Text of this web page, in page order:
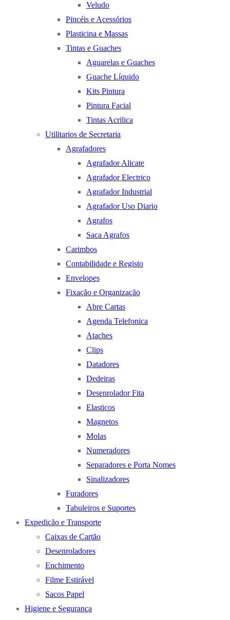
Veludo
Pincéis e Acessórios
Plasticina e Massas
Tintas e Guaches
Aguarelas e Guaches
Guache Líquido
Kits Pintura
Pintura Facial
Tintas Acrilica
Utilitarios de Secretaria
Agrafadores
Agrafador Alicate
Agrafador Electrico
Agrafador Industrial
Agrafador Uso Diario
Agrafos
Saca Agrafos
Carimbos
Contabilidade e Registo
Envelopes
Fixação e Organização
Abre Cartas
Agenda Telefonica
Ataches
Clips
Datadores
Dedeiras
Desenrolador Fita
Elasticos
Magnetos
Molas
Numeradores
Separadores e Porta Nomes
Sinalizadores
Furadores
Tabuleiros e Suportes
Expedição e Transporte
Caixas de Cartão
Desenroladores
Enchimento
Filme Estirável
Sacos Papel
Higiene e Segurança